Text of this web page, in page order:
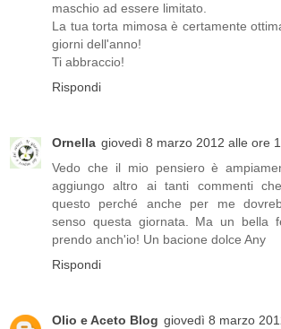
maschio ad essere limitato.
La tua torta mimosa è certamente
giorni dell'anno!
Ti abbraccio!
Rispondi
Ornella giovedì 8 marzo 2012 alle ore
Vedo che il mio pensiero è
aggiungo altro ai tanti commenti
questo perché anche per me
senso questa giornata. Ma un bella
prendo anch'io! Un bacione dolce Any
Rispondi
Olio e Aceto Blog giovedì 8 marzo